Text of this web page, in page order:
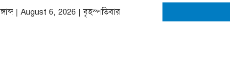
| August 6, 2026 |বৃহস্পতিবার